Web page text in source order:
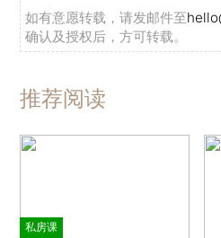
如有意愿转载，请发邮件至
确认及授权后，方可转载。
推荐阅读
私房课